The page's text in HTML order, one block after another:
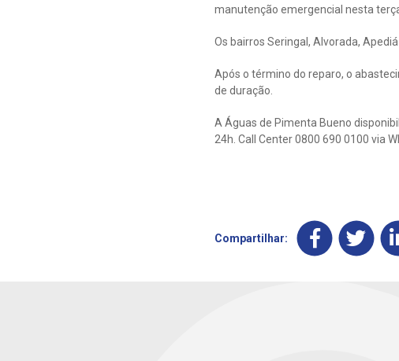
manutenção emergencial nesta
Os bairros Seringal, Alvorada,
Após o término do reparo, o
de duração.
A Águas de Pimenta Bueno
24h. Call Center 0800 690 0100 via
Compartilhar: